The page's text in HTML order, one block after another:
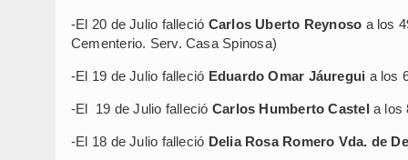
-El 20 de Julio falleció Carlos Uberto Reynoso a los
Cementerio. Serv. Casa Spinosa)
-El 19 de Julio falleció Eduardo Omar Jáuregui a los
-El 19 de Julio falleció Carlos Humberto Castel a los
-El 18 de Julio falleció Delia Rosa Romero Vda. de